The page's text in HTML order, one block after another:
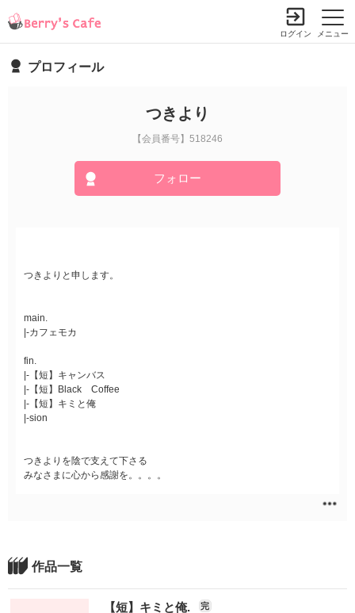
メニュー
ログイン
プロフィール
つきより
【会員番号】518246
フォロー
つきよりと申します。
main.
|-カフェモカ
fin.
|-【短】キャンバス
|-【短】Black Coffee
|-【短】キミと俺
|-sion
つきよりを陰で支えて下さる
みなさまに心から感謝を。。。。
作品一覧
【短】キミと俺. 完